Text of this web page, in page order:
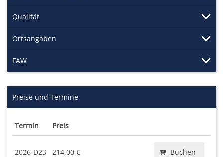
Qualität
Ortsangaben
FAW
Preise und Termine
Termin Preis
2026-D23 214,00 € Buchen